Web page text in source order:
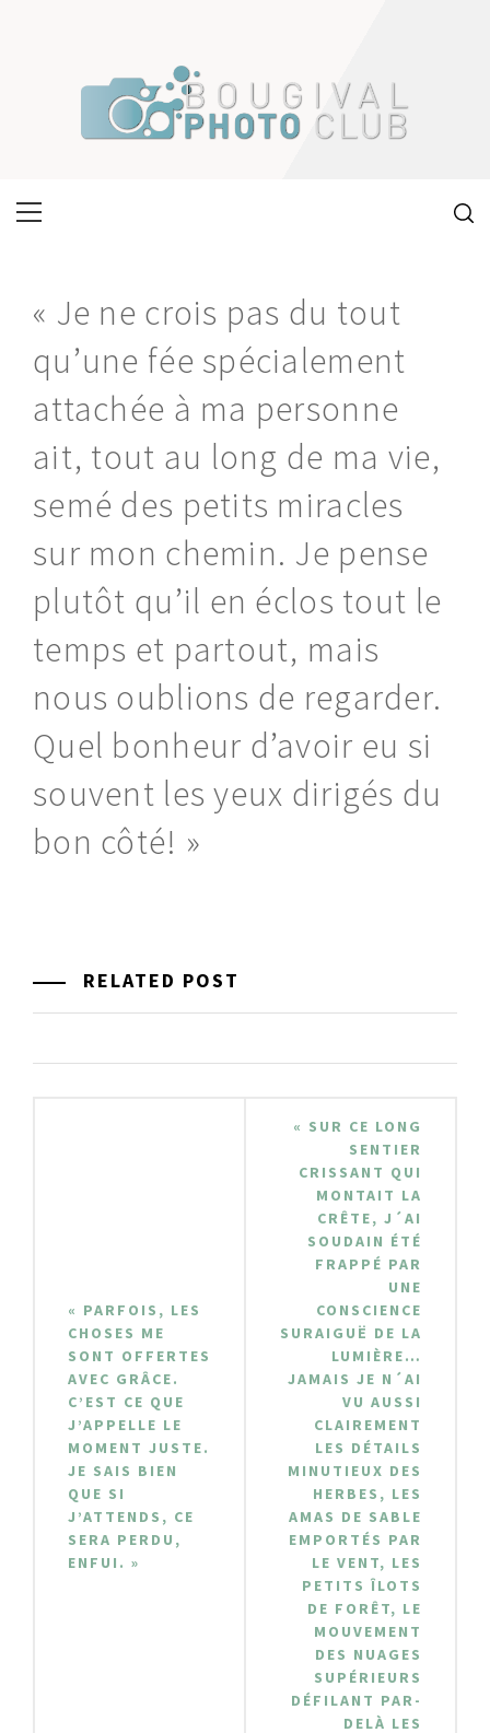
Primary
« Je ne crois pas du tout
qu’une fée spécialement
attachée à ma personne
ait, tout au long de ma vie,
semé des petits miracles
sur mon chemin. Je pense
plutôt qu’il en éclos tout le
temps et partout, mais
nous oublions de regarder.
Quel bonheur d’avoir eu si
souvent les yeux dirigés du
bon côté! »
RELATED POST
« PARFOIS, LES
CHOSES ME
SONT OFFERTES
AVEC GRÂCE.
C’EST CE QUE
J’APPELLE LE
MOMENT JUSTE.
JE SAIS BIEN
QUE SI
J’ATTENDS, CE
SERA PERDU,
ENFUI. »
« SUR CE LONG
SENTIER
CRISSANT QUI
MONTAIT LA
CRÊTE, J´AI
SOUDAIN ÉTÉ
FRAPPÉ PAR
UNE
CONSCIENCE
SURAIGUË DE LA
LUMIÈRE…
JAMAIS JE N´AI
VU AUSSI
CLAIREMENT
LES DÉTAILS
MINUTIEUX DES
HERBES, LES
AMAS DE SABLE
EMPORTÉS PAR
LE VENT, LES
PETITS ÎLOTS
DE FORÊT, LE
MOUVEMENT
DES NUAGES
SUPÉRIEURS
DÉFILANT PAR-
DELÀ LES